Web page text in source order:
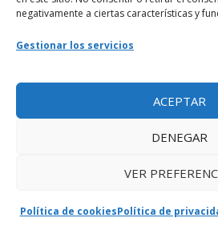
negativamente a ciertas características y
Gestionar los servicios
ACEPTAR
DENEGAR
VER
Política de cookiesPolítica de
Nuestro e-mail:
Ir al grupo de